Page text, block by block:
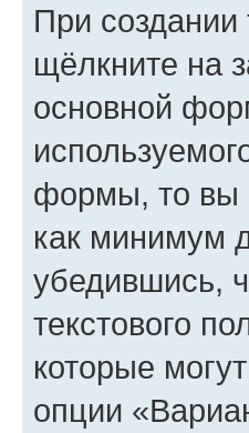
При
щёлкните на
основной
формы, то вы
как минимум
убедившись,
текстового
которые
опции